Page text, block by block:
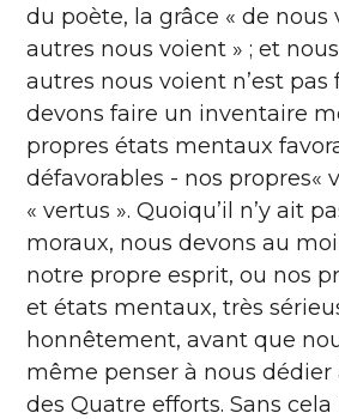
du poète, la grâce « de nous
autres nous voient » ; et
autres nous voient n’est pas
devons faire un inventaire
propres états mentaux
défavorables - nos propres«
« vertus ». Quoiqu’il n’y ait
moraux, nous devons au
notre propre esprit, ou nos
et états mentaux, très
honnêtement, avant que
même penser à nous dédier
des Quatre efforts. Sans cela